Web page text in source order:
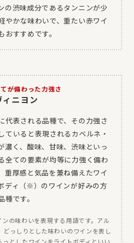
の渋味成分であるタンニンが少
やかな味わいで、重たい赤ワイ
すすめです。
が備わった力強さ
ニヨン
代表される品種で、その力強さ
ていると表現されるカベルネ・
濃く、酸味、甘味、渋味といっ
全ての要素が均等に力強く備わ
重厚感と気品を兼ね備えたワイ
ディ（※）のワインが好みの方
です。
の味わいを表現する用語です。アル
どっしりとした味わいのワインを表し
っとしたワインをライトボディといい